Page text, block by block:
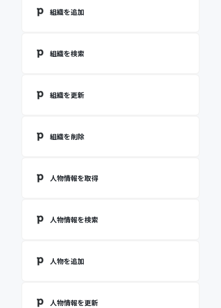
組織を追加
組織を検索
組織を更新
組織を削除
人物情報を取得
人物情報を検索
人物を追加
人物情報を更新